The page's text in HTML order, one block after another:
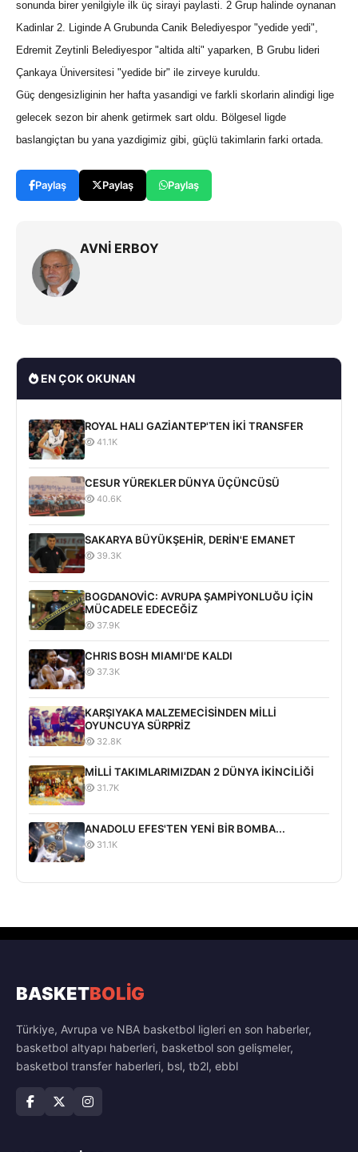
sonunda birer yenilgiyle ilk üç sirayi paylasti. 2 Grup halinde oynanan
Kadinlar 2. Liginde A Grubunda Canik Belediyespor "yedide yedi",
Edremit Zeytinli Belediyespor "altida alti" yaparken, B Grubu lideri
Çankaya Üniversitesi "yedide bir" ile zirveye kuruldu.
Güç dengesizliginin her hafta yasandigi ve farkli skorlarin alindigi lige
gelecek sezon bir ahenk getirmek sart oldu. Bölgesel ligde
baslangiçtan bu yana yazdigimiz gibi, güçlü takimlarin farki ortada.
Paylaş Paylaş Paylaş
AVNİ ERBOY
EN ÇOK OKUNAN
ROYAL HALI GAZİANTEP'TEN İKİ TRANSFER
41.1K
CESUR YÜREKLER DÜNYA ÜÇÜNCÜSÜ
40.6K
SAKARYA BÜYÜKŞEHİR, DERİN'E EMANET
39.3K
BOGDANOVİC: AVRUPA ŞAMPİYONLUĞU İÇİN
MÜCADELE EDECEĞİZ
37.9K
CHRIS BOSH MIAMI'DE KALDI
37.3K
KARŞIYAKA MALZEMECİSİNDEN MİLLİ
OYUNCUYA SÜRPRİZ
32.8K
MİLLİ TAKIMLARIMIZDAN 2 DÜNYA İKİNCİLİĞİ
31.7K
ANADOLU EFES'TEN YENİ BİR BOMBA...
31.1K
BASKETBOLİG
Türkiye, Avrupa ve NBA basketbol ligleri en son haberler,
basketbol altyapı haberleri, basketbol son gelişmeler,
basketbol transfer haberleri, bsl, tb2l, ebbl